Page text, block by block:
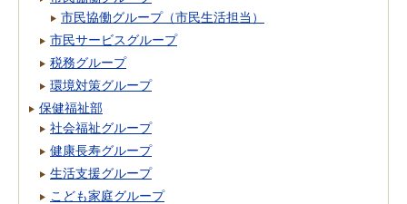
市民協働グループ（市民生活担当）
市民サービスグループ
税務グループ
環境対策グループ
保健福祉部
社会福祉グループ
健康長寿グループ
生活支援グループ
こども家庭グループ